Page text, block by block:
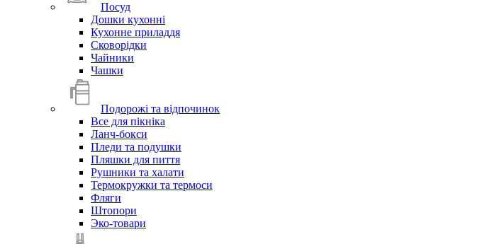
Посуд
Дошки кухонні
Кухонне приладдя
Сковорідки
Чайники
Чашки
Подорожі та відпочинок
Все для пікніка
Ланч-бокси
Пледи та подушки
Пляшки для пиття
Рушники та халати
Термокружки та термоси
Фляги
Штопори
Эко-товари